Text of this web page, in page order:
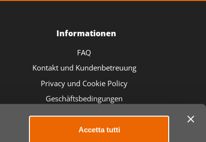
Accetta tutti
Informationen
FAQ
Kontakt und Kundenbetreuung
Privacy und Cookie Policy
Geschäftsbedingungen
Sicherheitskontakt EUV. 2023/988